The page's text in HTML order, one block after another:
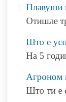
Плавуши
Отишле
Што е
На 5
Агроном
Што ти е